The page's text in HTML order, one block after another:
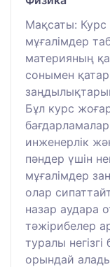
Мақсаты:
мұғалімдер
материяның
сонымен
Бұл курс
инженерлік
пәндер үшін
мұғалімдер
олар
назар аудара
тәжірибелер
туралы
орындай